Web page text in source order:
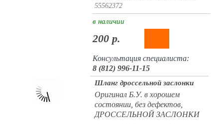
55562372
в наличии
200 р.
Консультация специалиста:
8 (812) 996-11-15
Шланг дроссельной заслонки
Оригинал Б.У. в хорошем
состоянии, без дефектов,
ДРОССЕЛЬНОЙ ЗАСЛОНКИ